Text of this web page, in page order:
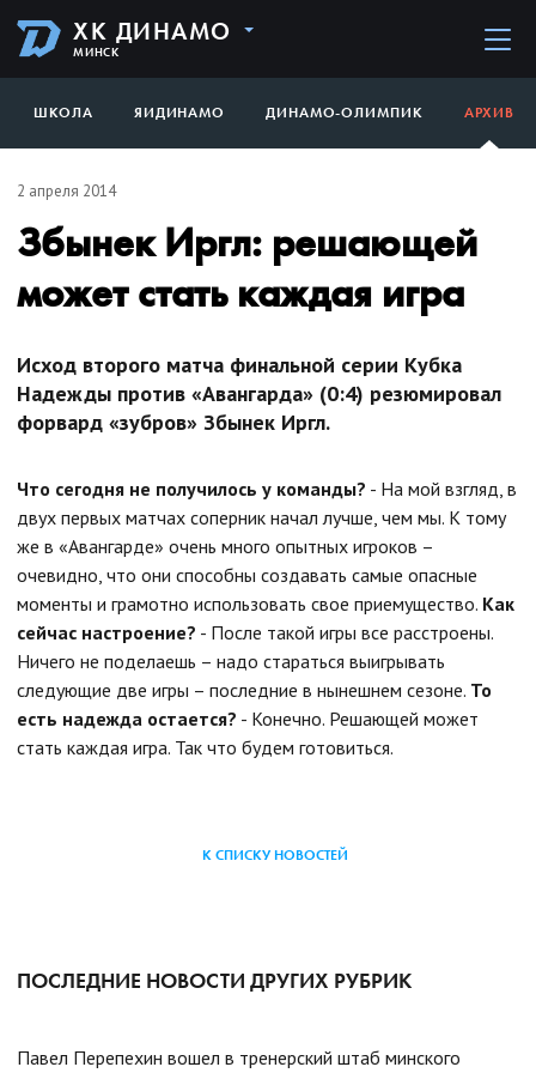
ХК ДИНАМО
МИНСК
ШКОЛА ЯИДИНАМО ДИНАМО-ОЛИМПИК АРХИВ
2 апреля 2014
Збынек Иргл: решающей
может стать каждая игра
Исход второго матча финальной серии Кубка
Надежды против «Авангарда» (0:4) резюмировал
форвард «зубров» Збынек Иргл.
Что сегодня не получилось у команды? - На мой взгляд, в
двух первых матчах соперник начал лучше, чем мы. К тому
же в «Авангарде» очень много опытных игроков –
очевидно, что они способны создавать самые опасные
моменты и грамотно использовать свое приемущество. Как
сейчас настроение? - После такой игры все расстроены.
Ничего не поделаешь – надо стараться выигрывать
следующие две игры – последние в нынешнем сезоне. То
есть надежда остается? - Конечно. Решающей может
стать каждая игра. Так что будем готовиться.
К СПИСКУ НОВОСТЕЙ
ПОСЛЕДНИЕ НОВОСТИ ДРУГИХ РУБРИК
Павел Перепехин вошел в тренерский штаб минского